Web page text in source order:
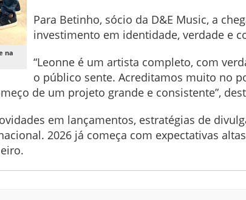
na
Para Betinho, sócio da D&E Music, a
investimento em identidade, verdade e
“Leonne é um artista completo, com
o público sente. Acreditamos muito no
de um projeto grande e consistente”,
em lançamentos, estratégias de
2026 já começa com expectativas